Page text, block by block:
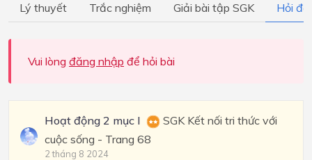
Lý thuyết Trắc nghiệm Giải bài tập SGK Hỏi
Vui lòng đăng nhập để hỏi bài
Hoạt động 2 mục I
SGK Kết nối tri thức với
cuộc sống - Trang 68
2 tháng 8 2024